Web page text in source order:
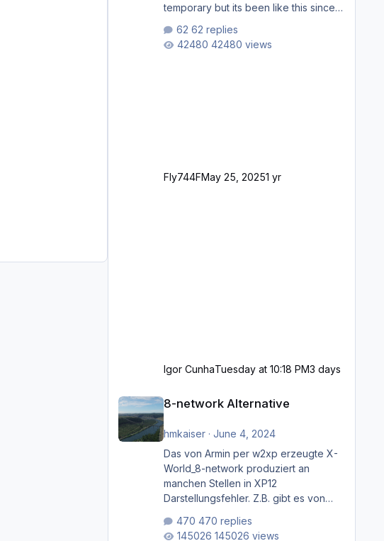
temporary but its been like this since
where i can download this from as i
cant find any support email for them
62 replies
42480 views
Fly744FMay 25, 20251 yr
Igor CunhaTuesday at 10:18 PM3 days
8-network Alternative
hmkaiser· June 4, 2024
Das von Armin per w2xp erzeugte X-
World_8-network produziert an
manchen Stellen in XP12
Darstellungsfehler. Z.B. gibt es von
mehrere Rhein-/Main-Brücken zu
470 replies
145026 views